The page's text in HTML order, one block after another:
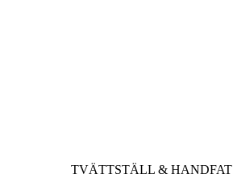
TVÄTTSTÄLL & HANDFAT